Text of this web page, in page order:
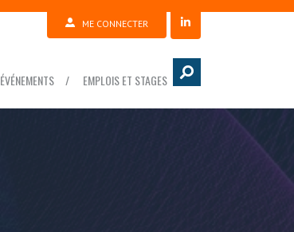
ME CONNECTER
ÉVÉNEMENTS EMPLOIS ET STAGES